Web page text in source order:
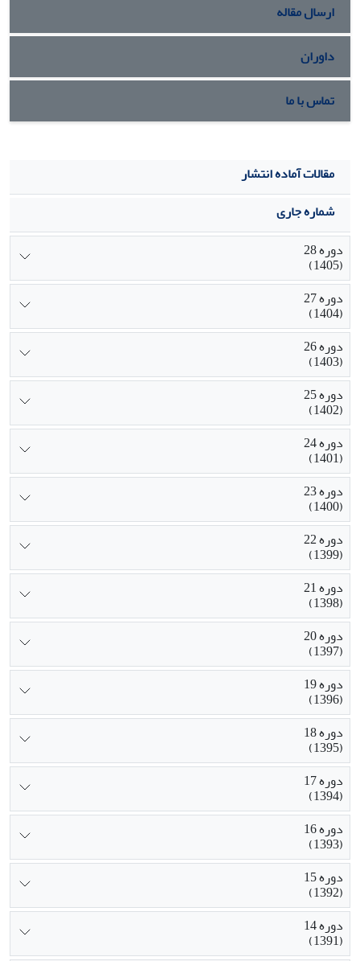
ارسال مقاله
داوران
تماس با ما
مقالات آماده انتشار
شماره جاری
دوره 28
(1405)
دوره 27
(1404)
دوره 26
(1403)
دوره 25
(1402)
دوره 24
(1401)
دوره 23
(1400)
دوره 22
(1399)
دوره 21
(1398)
دوره 20
(1397)
دوره 19
(1396)
دوره 18
(1395)
دوره 17
(1394)
دوره 16
(1393)
دوره 15
(1392)
دوره 14
(1391)